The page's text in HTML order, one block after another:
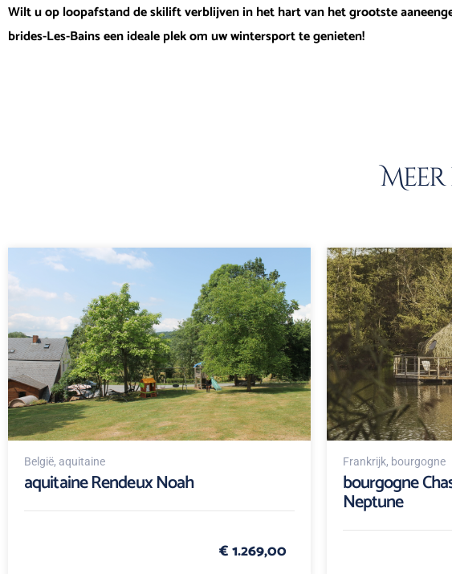
Wilt u op loopafstand de skilift verblijven in het hart van het grootste
brides-Les-Bains een ideale plek om uw wintersport te genieten!
België, aquitaine
aquitaine Rendeux Noah
€ 1.269,00
Frankrijk, bourgogne
bourgogne
Neptune